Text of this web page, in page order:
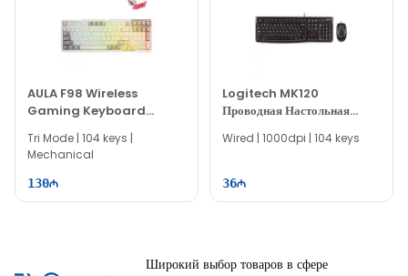
AULA F98 Wireless
Gaming Keyboard
Brown Pink (Nimbus
Switch V3)
Tri Mode | 104 keys |
Mechanical
130
Logitech MK120
Проводная Настольная
Клавиатура И Мышь 920-
002561
Wired | 1000dpi | 104 keys
36
Широкий выбор товаров в сфере